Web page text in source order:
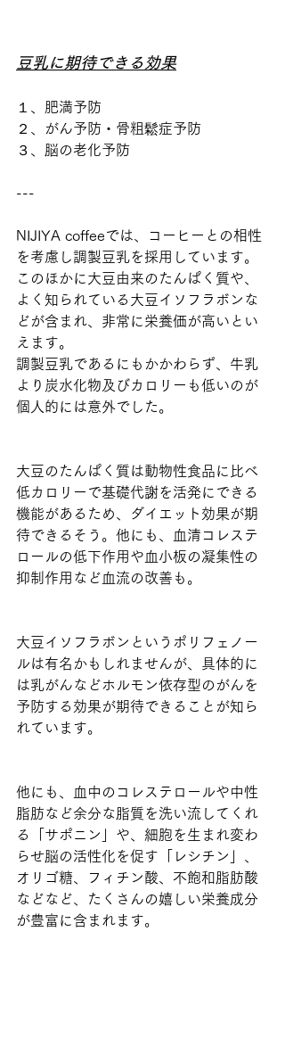
豆乳に期待できる効果
１、肥満予防
２、がん予防・骨粗鬆症予防
３、脳の老化予防
---
NIJIYA coffeeでは、コーヒーとの相性
を考慮し調製豆乳を採用しています。
このほかに大豆由来のたんぱく質や、
よく知られている大豆イソフラボンな
どが含まれ、非常に栄養価が高いとい
えます。
調製豆乳であるにもかかわらず、牛乳
より炭水化物及びカロリーも低いのが
個人的には意外でした。
大豆のたんぱく質は動物性食品に比べ
低カロリーで基礎代謝を活発にできる
機能があるため、ダイエット効果が期
待できるそう。他にも、血清コレステ
ロールの低下作用や血小板の凝集性の
抑制作用など血流の改善も。
大豆イソフラボンというポリフェノー
ルは有名かもしれませんが、具体的に
は乳がんなどホルモン依存型のがんを
予防する効果が期待できることが知ら
れています。
他にも、血中のコレステロールや中性
脂肪など余分な脂質を洗い流してくれ
る「サポニン」や、細胞を生まれ変わ
らせ脳の活性化を促す「レシチン」、
オリゴ糖、フィチン酸、不飽和脂肪酸
などなど、たくさんの嬉しい栄養成分
が豊富に含まれます。